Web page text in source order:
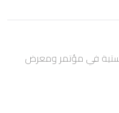
في مؤتمر ومعرض